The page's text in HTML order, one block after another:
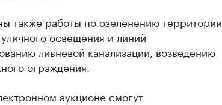
также работы по озеленению территории,
освещения и линий
ливневой канализации, возведению
ограждения.
аукционе смогут